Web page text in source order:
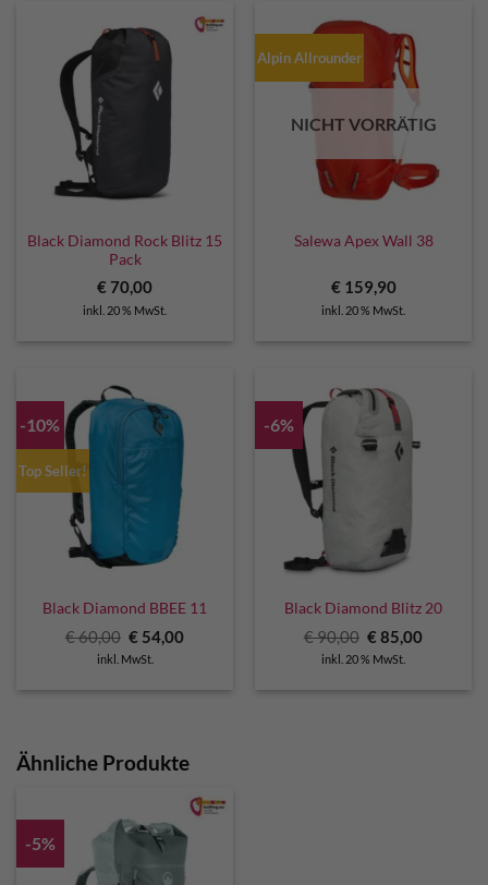
Black Diamond Rock Blitz 15
Pack
€70,00
inkl. 20 % MwSt.
Alpin Allrounder
NICHT VORRÄTIG
Salewa Apex Wall 38
€159,90
inkl. 20 % MwSt.
-10%
Top Seller!
Black Diamond BBEE 11
€60,00 Ursprünglicher
Preis
war:
€ 54,00Aktueller
inkl. MwSt.
-6%
Black Diamond Blitz 20
€90,00 Ursprünglicher
Preis
war:
€ 85,00
inkl. 20 % MwSt.
Ähnliche Produkte
-5%